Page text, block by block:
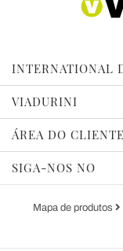
INTERNATIONAL
VIADURINI
ÁREA DO CLIENTE
SIGA-NOS NO
Mapa de produtos